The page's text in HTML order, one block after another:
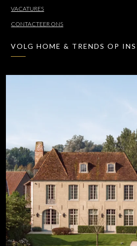
VACATURES
CONTACTEER ONS
VOLG HOME & TRENDS OP